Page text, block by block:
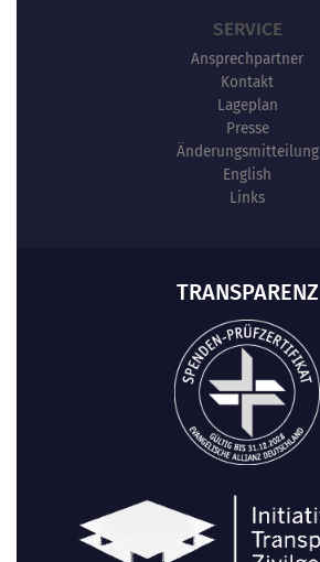
SERVICE
Ansprechpartner
Kontakt
Lageplan
Presse
Änderungsmitteilung
English
Links
TRANSPARENZ